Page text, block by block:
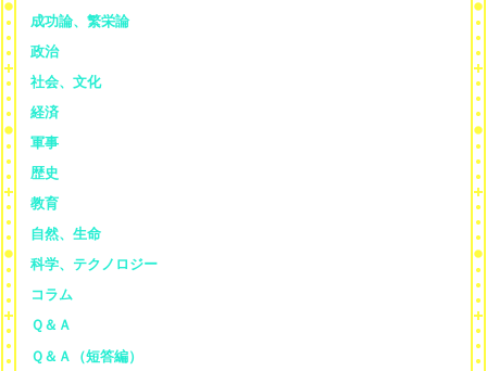
成功論、繁栄論
政治
社会、文化
経済
軍事
歴史
教育
自然、生命
科学、テクノロジー
コラム
Ｑ＆Ａ
Ｑ＆Ａ（短答編）